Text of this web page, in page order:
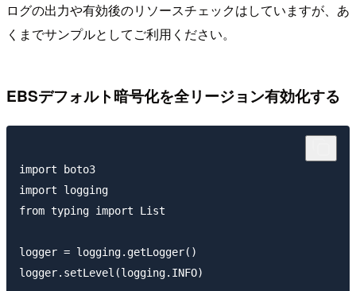
ログの出力や有効後のリソースチェックはしていますが、あ
くまでサンプルとしてご利用ください。
EBSデフォルト暗号化を全リージョン有効化する
import boto3
import logging
from typing import List
logger = logging.getLogger()
logger.setLevel(logging.INFO)